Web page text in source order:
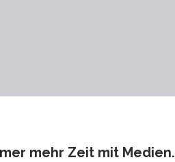
mehr Zeit mit Medien.